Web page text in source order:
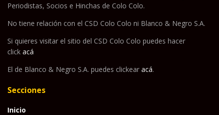
Periodistas, Socios e Hinchas de Colo Colo.
No tiene relación con el CSD Colo Colo ni Blanco & Negro S.A.
Si quieres visitar el sitio del CSD Colo Colo puedes hacer
click acá
El de Blanco & Negro S.A. puedes clickear acá.
Secciones
Inicio